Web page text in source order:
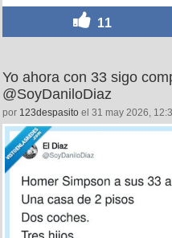
11
Yo ahora con 33 sigo
@SoyDaniloDiaz
por 123despasito el 31 may 2026,